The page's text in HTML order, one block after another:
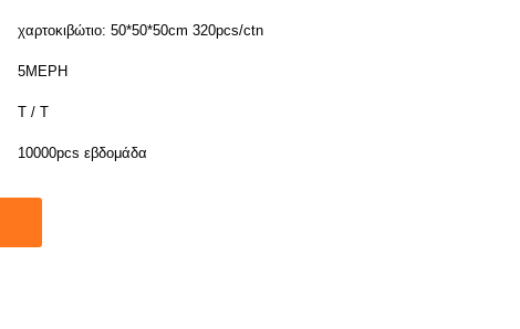
χαρτοκιβώτιο: 50*50*50cm 320pcs/ctn
5ΜΕΡΗ
T / T
10000pcs εβδομάδα